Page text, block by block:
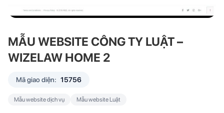
MẪU WEBSITE CÔNG TY LUẬT –
WIZELAW HOME 2
Mã giao diện: 15756
Mẫu website dịch vụ Mẫu website Luật